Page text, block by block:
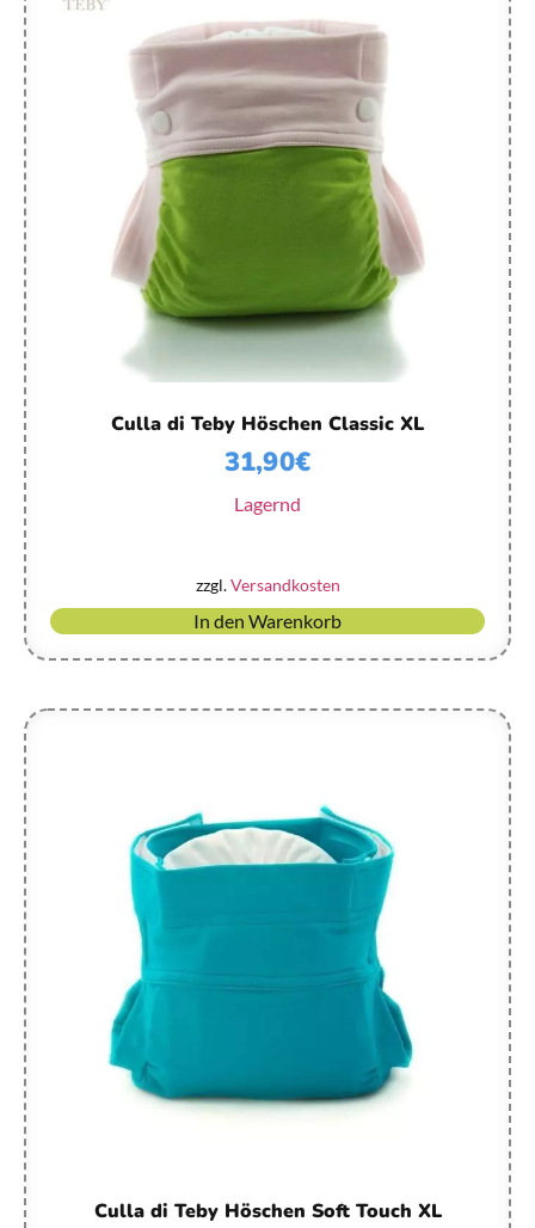
Culla di Teby Höschen Classic XL
31,90€
Lagernd
zzgl.Versandkosten
In den Warenkorb
Culla di Teby Höschen Soft Touch XL